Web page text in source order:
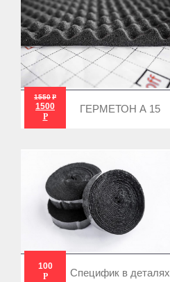
1550Р
1500
Р
ГЕРМЕТОН А 15
100
Р
Специфик в деталях